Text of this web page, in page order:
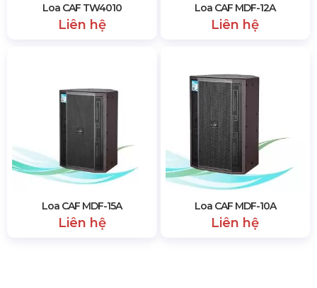
Loa CAF TW4010
Liên hệ
Loa CAF MDF-12A
Liên hệ
Loa CAF MDF-15A
Liên hệ
Loa CAF MDF-10A
Liên hệ